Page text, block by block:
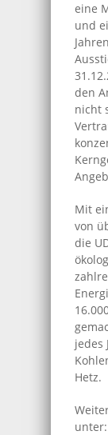
eine
und
den
nicht
Mit
von
die
jedes
Hetz.
unter: